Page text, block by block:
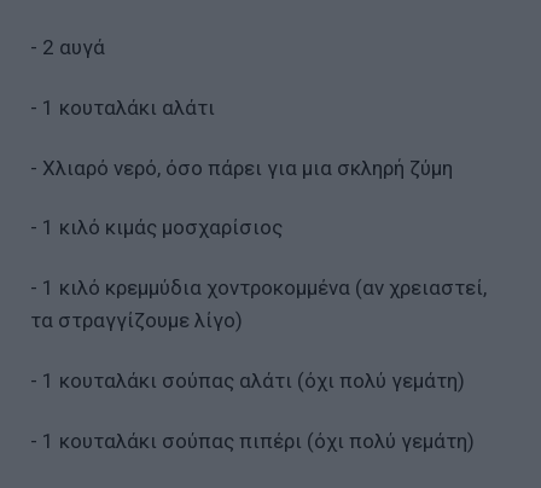
- 2 αυγά
- 1 κουταλάκι αλάτι
- Χλιαρό νερό, όσο πάρει για μια σκληρή ζύμη
- 1 κιλό κιμάς μοσχαρίσιος
- 1 κιλό κρεμμύδια χοντροκομμένα (αν χρειαστεί,
τα στραγγίζουμε λίγο)
- 1 κουταλάκι σούπας αλάτι (όχι πολύ γεμάτη)
- 1 κουταλάκι σούπας πιπέρι (όχι πολύ γεμάτη)